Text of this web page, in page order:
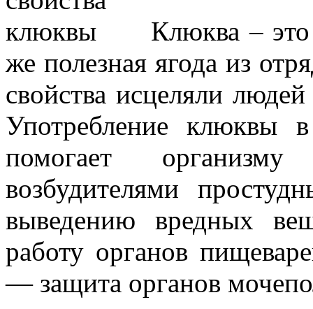
Клюква – это
же полезная ягода из
свойства исцеляли людей
Употребление
помогает организму
возбудителями
выведению вредных
работу органов
— защита органов моче